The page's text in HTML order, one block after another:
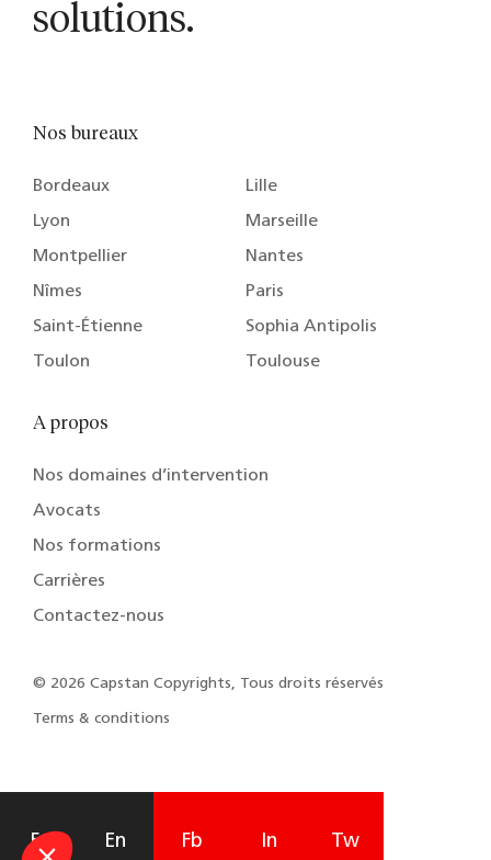
solutions.
Nos bureaux
Bordeaux
Lille
Lyon
Marseille
Montpellier
Nantes
Nîmes
Paris
Saint-Étienne
Sophia Antipolis
Toulon
Toulouse
A propos
Nos domaines d’intervention
Avocats
Nos formations
Carrières
Contactez-nous
© 2026 Capstan Copyrights, Tous droits réservés
Terms & conditions
Fr En Fb In Tw